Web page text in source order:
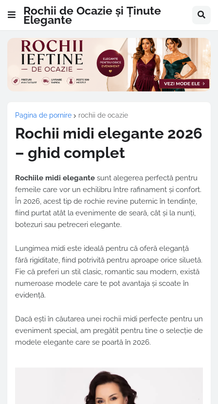
Rochii de Ocazie și Ținute
Elegante
Pagina de pornire rochii de ocazie
Rochii midi elegante 2026
– ghid complet
Rochiile midi elegante sunt alegerea perfectă pentru
femeile care vor un echilibru între rafinament și confort.
În 2026, acest tip de rochie revine puternic în tendințe,
fiind purtat atât la evenimente de seară, cât și la nunți,
botezuri sau petreceri elegante.
Lungimea midi este ideală pentru că oferă eleganță
fără rigiditate, fiind potrivită pentru aproape orice siluetă.
Fie că preferi un stil clasic, romantic sau modern, există
numeroase modele care te pot avantaja și scoate în
evidență.
Dacă ești în căutarea unei rochii midi perfecte pentru un
eveniment special, am pregătit pentru tine o selecție de
modele elegante care se poartă în 2026.